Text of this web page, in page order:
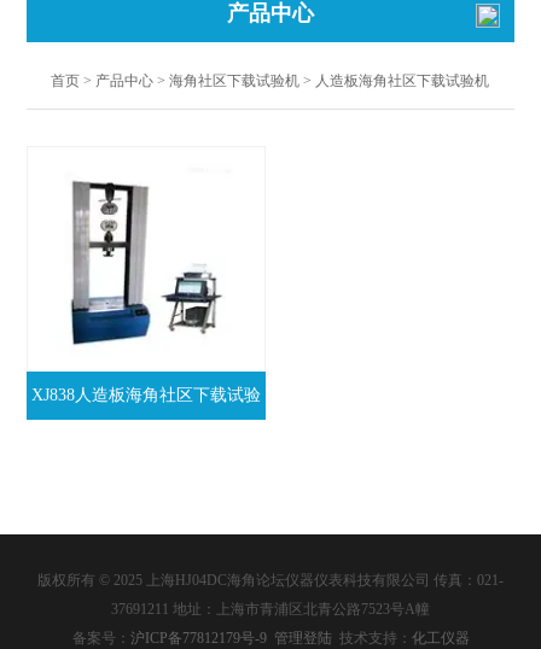
产品中心
首页 > 产品中心 >海角社区下载试验机 > 人造板海角社区下载试验机
XJ838人造板海角社区下载试验
版权所有 © 2025 上海HJ04DC海角论坛仪器仪表科技有限公司 传真：021-
37691211 地址：上海市青浦区北青公路7523号A幢
备案号： 沪ICP备77812179号-9 管理登陆 技术支持： 化工仪器